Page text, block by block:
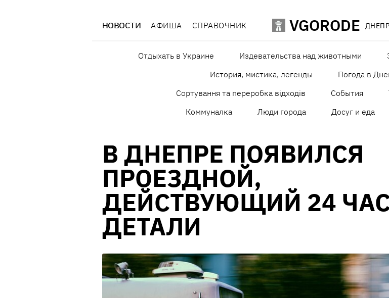
НОВОСТИ АФИША СПРАВОЧНИК VGORODE ДНЕПР
Отдыхать в Украине Издевательства над животными
История, мистика, легенды
Погода в
Сортування та переробка відходів
События
Коммуналка
Люди города Досуг и еда
В ДНЕПРЕ ПОЯВИЛСЯ
ПРОЕЗДНОЙ,
ДЕЙСТВУЮЩИЙ 24
ДЕТАЛИ